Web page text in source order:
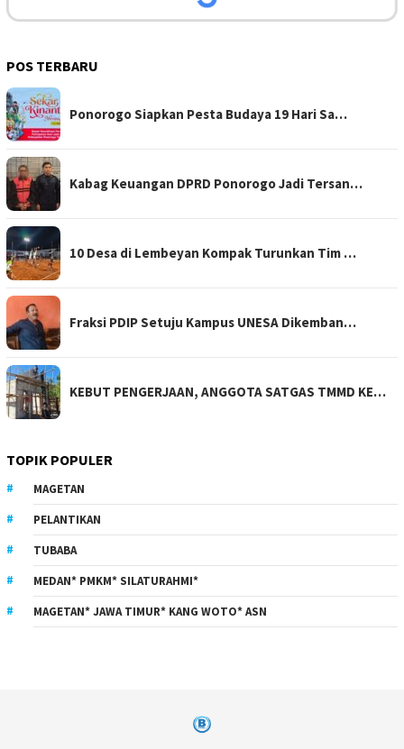
POS TERBARU
Ponorogo Siapkan Pesta Budaya 19 Hari Sa…
Kabag Keuangan DPRD Ponorogo Jadi Tersan…
10 Desa di Lembeyan Kompak Turunkan Tim …
Fraksi PDIP Setuju Kampus UNESA Dikemban…
KEBUT PENGERJAAN, ANGGOTA SATGAS TMMD KE…
TOPIK POPULER
MAGETAN
PELANTIKAN
TUBABA
MEDAN* PMKM* SILATURAHMI*
MAGETAN* JAWA TIMUR* KANG WOTO* ASN